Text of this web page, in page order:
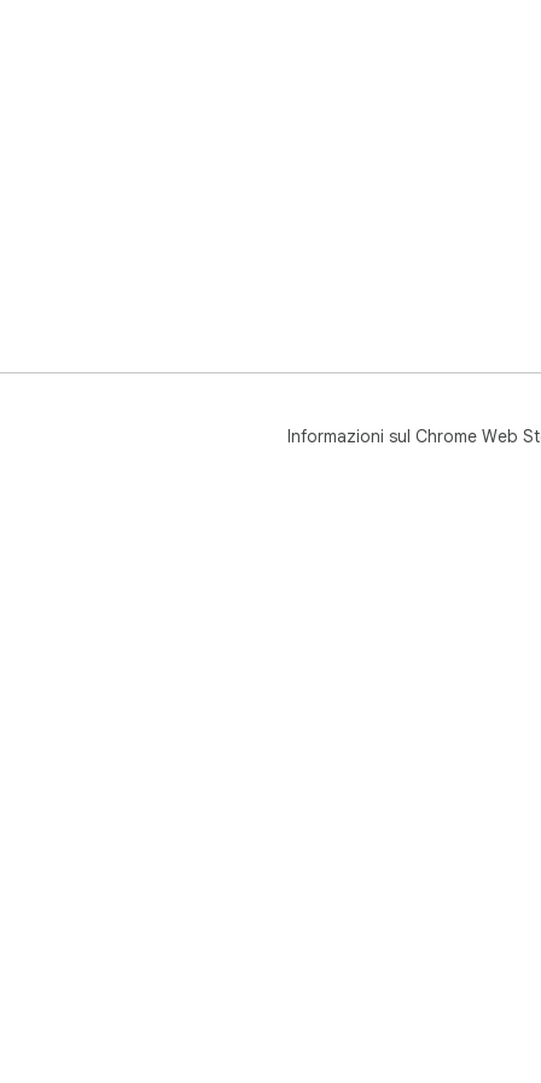
Informazioni sul Chrome Web